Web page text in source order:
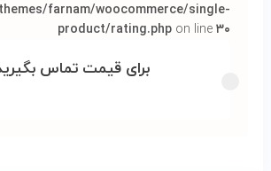
farnam/woocommerce/single-
product/rating.php on line۳۰
برای قیمت تماس